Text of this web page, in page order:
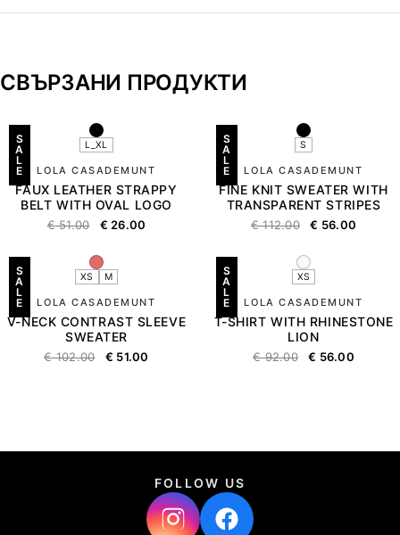
СВЪРЗАНИ ПРОДУКТИ
S
A
L
E
L_XL
LOLA CASADEMUNT
FAUX LEATHER STRAPPY
BELT WITH OVAL LOGO
€51.00 € 26.00
S
A
L
E
S
LOLA CASADEMUNT
FINE KNIT SWEATER WITH
TRANSPARENT STRIPES
€112.00 € 56.00
S
A
L
E
XS M
LOLA CASADEMUNT
V-NECK CONTRAST SLEEVE
SWEATER
€102.00 € 51.00
S
A
L
E
XS
LOLA CASADEMUNT
T-SHIRT WITH RHINESTONE
LION
€92.00 € 56.00
FOLLOW US